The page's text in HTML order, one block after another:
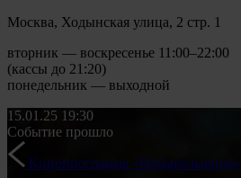
Москва, Ходынская улица, 2 стр. 1
вторник — воскресенье 11:00–22:00
(кассы до 21:20)
понедельник — выходной
15.01.25 19:30
Событие прошло
Кинопрограмма «Небывальщина»